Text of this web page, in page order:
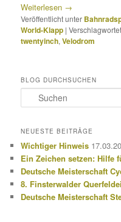
Weiterlesen →
Veröffentlicht unter
World-Klapp |
twentyinch,Velodrom
BLOG DURCHSUCHEN
u
h
n
NEUESTE BEITRÄGE
Wichtiger Hinweis
Ein Zeichen setzen: Hilfe
Deutsche Meisterschaft
8. Finsterwalder
Deutsche Meisterschaft